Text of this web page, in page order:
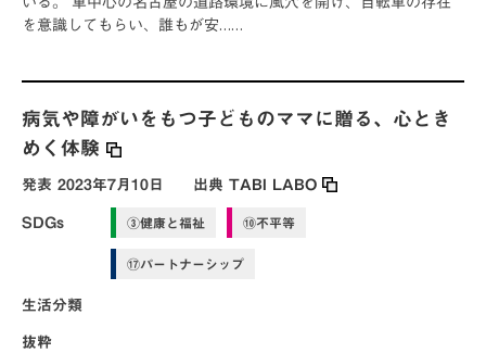
を意識してもらい、誰もが安……
病気や障がいをもつ子どものママに贈る、心とき
めく体験
発表 2023年7月10日 出典TABI LABO
SDGs ③健康と福祉 ⑩不平等
⑰パートナーシップ
生活分類
抜粋